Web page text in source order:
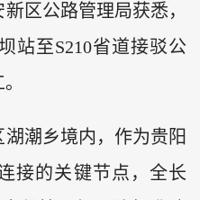
区公路管理局获悉，
站至S210省道接驳公
潮乡境内，作为贵阳
接的关键节点，全长